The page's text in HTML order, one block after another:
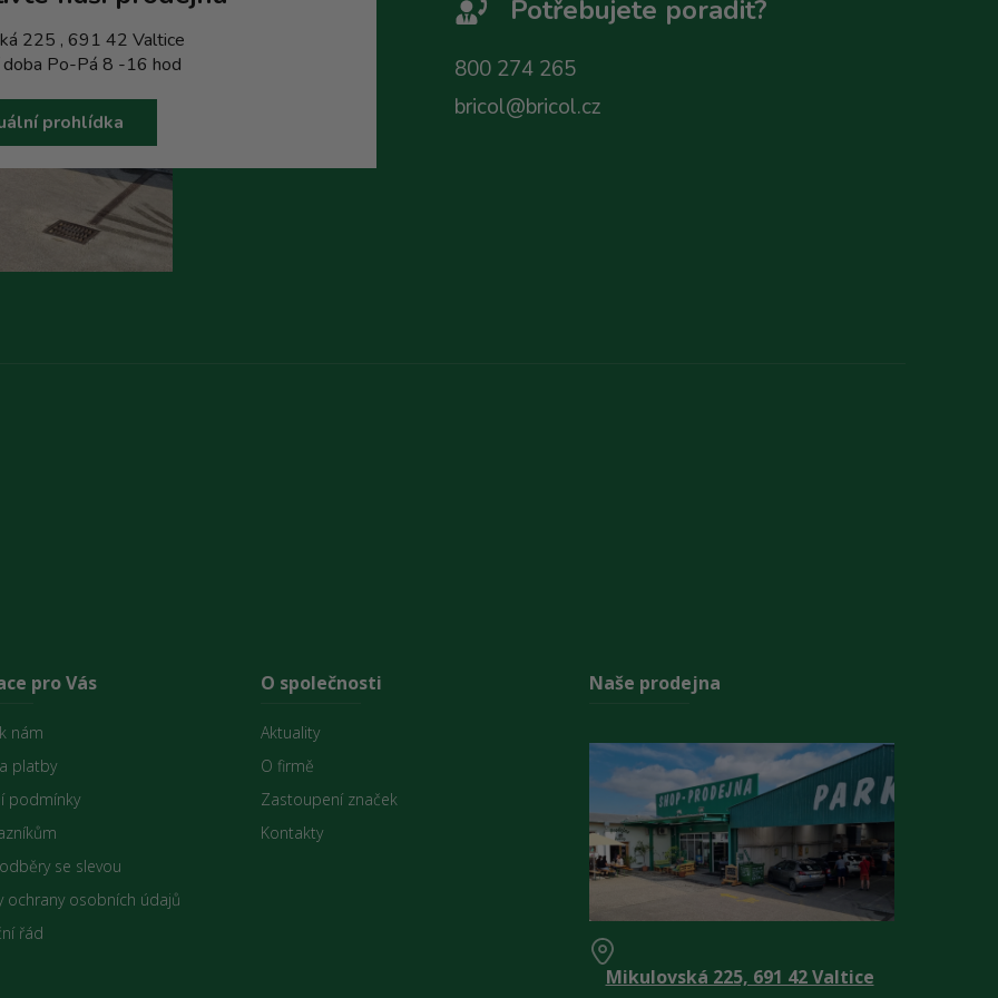
225 , 691 42 Valtice
doba Po-Pá 8 -16 hod
prohlídka
Potřebujete poradit?
800 274 265
bricol@bricol.cz
pro Vás
nám
platby
podmínky
se slevou
ochrany osobních údajů
řád
O společnosti
Aktuality
O firmě
Zastoupení značek
Kontakty
Naše prodejna
Mikulovská 225, 691 42 Valtice